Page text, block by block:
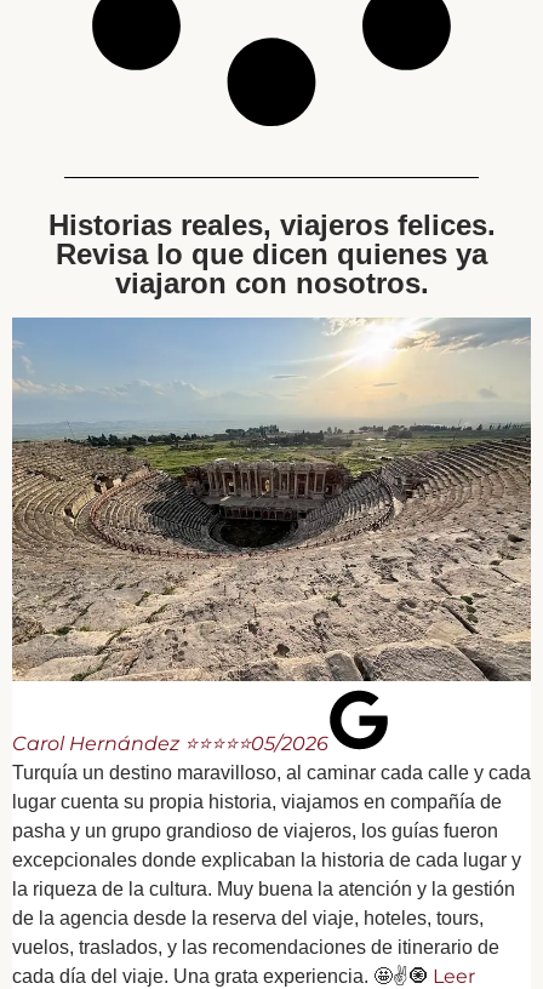
Historias reales, viajeros felices.
Revisa lo que dicen quienes ya
viajaron con nosotros.
Carol Hernández ⭐⭐⭐⭐⭐05/2026
Turquía un destino maravilloso, al caminar cada calle y cada
lugar cuenta su propia historia, viajamos en compañía de
pasha y un grupo grandioso de viajeros, los guías fueron
excepcionales donde explicaban la historia de cada lugar y
la riqueza de la cultura. Muy buena la atención y la gestión
de la agencia desde la reserva del viaje, hoteles, tours,
vuelos, traslados, y las recomendaciones de itinerario de
cada día del viaje. Una grata experiencia. 🤩✌️🧿 Leer